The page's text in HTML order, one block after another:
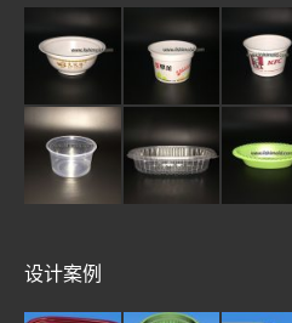
设计案例